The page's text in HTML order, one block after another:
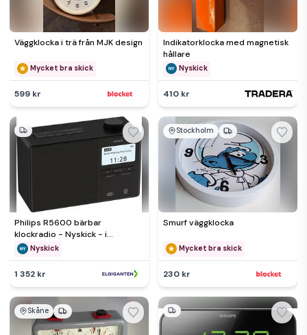
Väggklocka i trä från MJK design
Mycket bra skick
599 kr
Indikatorklocka med magnetisk
hållare
Nyskick
410 kr
Philips R5600 bärbar
klockradio - Nyskick - i
originalförpackning
Nyskick
1 352 kr
Stockholm
Smurf väggklocka
Mycket bra skick
230 kr
Skåne